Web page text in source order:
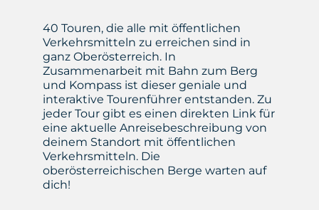
40 Touren, die alle mit öffentlichen
Verkehrsmitteln zu erreichen sind in
ganz Oberösterreich. In
Zusammenarbeit mit Bahn zum Berg
und Kompass ist dieser geniale und
interaktive Tourenführer entstanden. Zu
jeder Tour gibt es einen direkten Link für
eine aktuelle Anreisebeschreibung von
deinem Standort mit öffentlichen
Verkehrsmitteln. Die
oberösterreichischen Berge warten auf
dich!